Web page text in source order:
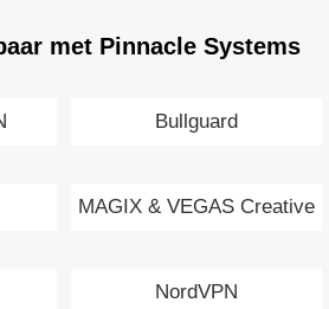
met Pinnacle Systems
Bullguard
MAGIX & VEGAS Creative
NordVPN